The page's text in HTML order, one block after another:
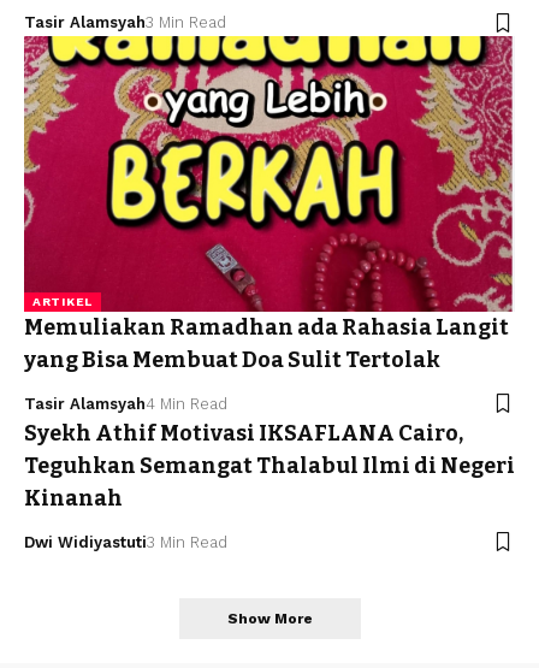
Tasir Alamsyah3 Min Read
ARTIKEL
Memuliakan Ramadhan ada Rahasia Langit
yang Bisa Membuat Doa Sulit Tertolak
Tasir Alamsyah4 Min Read
Syekh Athif Motivasi IKSAFLANA Cairo,
Teguhkan Semangat Thalabul Ilmi di Negeri
Kinanah
Dwi Widiyastuti3 Min Read
Show More